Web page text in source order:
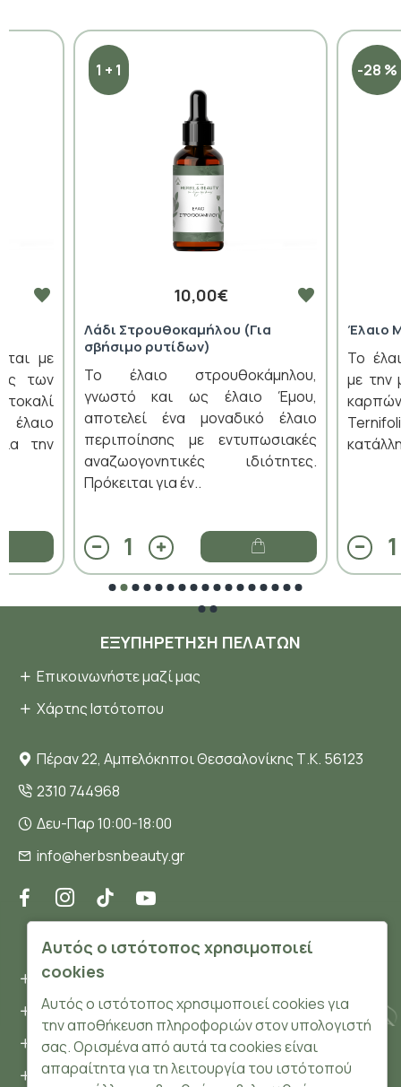
με
των
έλαιο
την
1 + 1
10,00€
Λάδι Στρουθοκαμήλου (Για
σβήσιμο ρυτίδων)
Το έλαιο στρουθοκάμηλου,
γνωστό και ως έλαιο Έμου,
αποτελεί ένα μοναδικό έλαιο
περιποίησης με εντυπωσιακές
αναζωογονητικές ιδιότητες.
Πρόκειται για έν..
-28 %
Έλαιο
Το
με την
ΕΞΥΠΗΡΈΤΗΣΗ ΠΕΛΑΤΏΝ
Επικοινωνήστε μαζί μας
Χάρτης Ιστότοπου
Πέραν 22, Αμπελόκηποι Θεσσαλονίκης Τ.Κ. 56123
2310 744968
Δευ-Παρ 10:00-18:00
info@herbsnbeauty.gr
ΠΛΗΡΟΦΟΡΊΕΣ
Όροι και συνθήκες
Προσωπικά δεδομένα
Ασφάλεια
Τρόποι Πληρωμής
Αυτός ο ιστότοπος χρησιμοποιεί
cookies
Αυτός ο ιστότοπος χρησιμοποιεί cookies για
την αποθήκευση πληροφοριών στον υπολογιστή
σας. Ορισμένα από αυτά τα cookies είναι
απαραίτητα για τη λειτουργία του ιστότοπού